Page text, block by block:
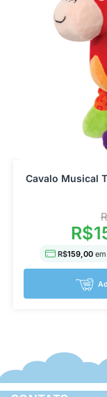
Cavalo Musical
R$
R$159,00